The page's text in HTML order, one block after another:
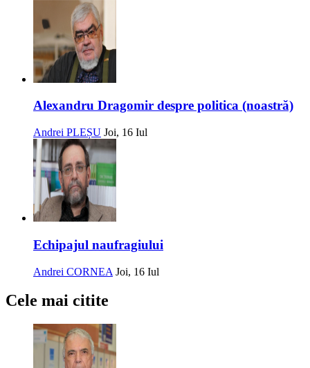
Alexandru Dragomir despre politica (noastră)
Andrei PLEȘU Joi, 16 Iul
Echipajul naufragiului
Andrei CORNEA Joi, 16 Iul
Cele mai citite